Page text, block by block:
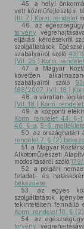
45.
a helyi
vett közműfejlesztési
(III. 7.) Korm. rendelet
46.
az
törvény
eljárási kérdésekről
szolgáltatások
szabályairól szóló 43/
(VII. 25.) Korm.
47.
a Magyar
követően
szabályairól szóló
188/2007. (VII. 18.)
48.
a váratlan
(VII. 18.) Korm.
49.
a központi
Korm. rendelet 44. §-t
46. §-a 5–6. melléklete
50.
az országhatárt
rendelet 7. § (2)
51. a Magyar
Alkotóművészeti
módosításáról szóló
52.
a polgári
feladat- és
bekezdése
53.
az egyes
szolgáltatások
tekintetében fennálló
Korm. rendelet 10. §
54.
az
törvény